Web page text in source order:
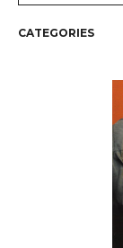
CATEGORIES